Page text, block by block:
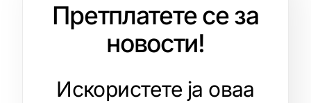
Претплатете се за
новости!
Искористете ја оваа